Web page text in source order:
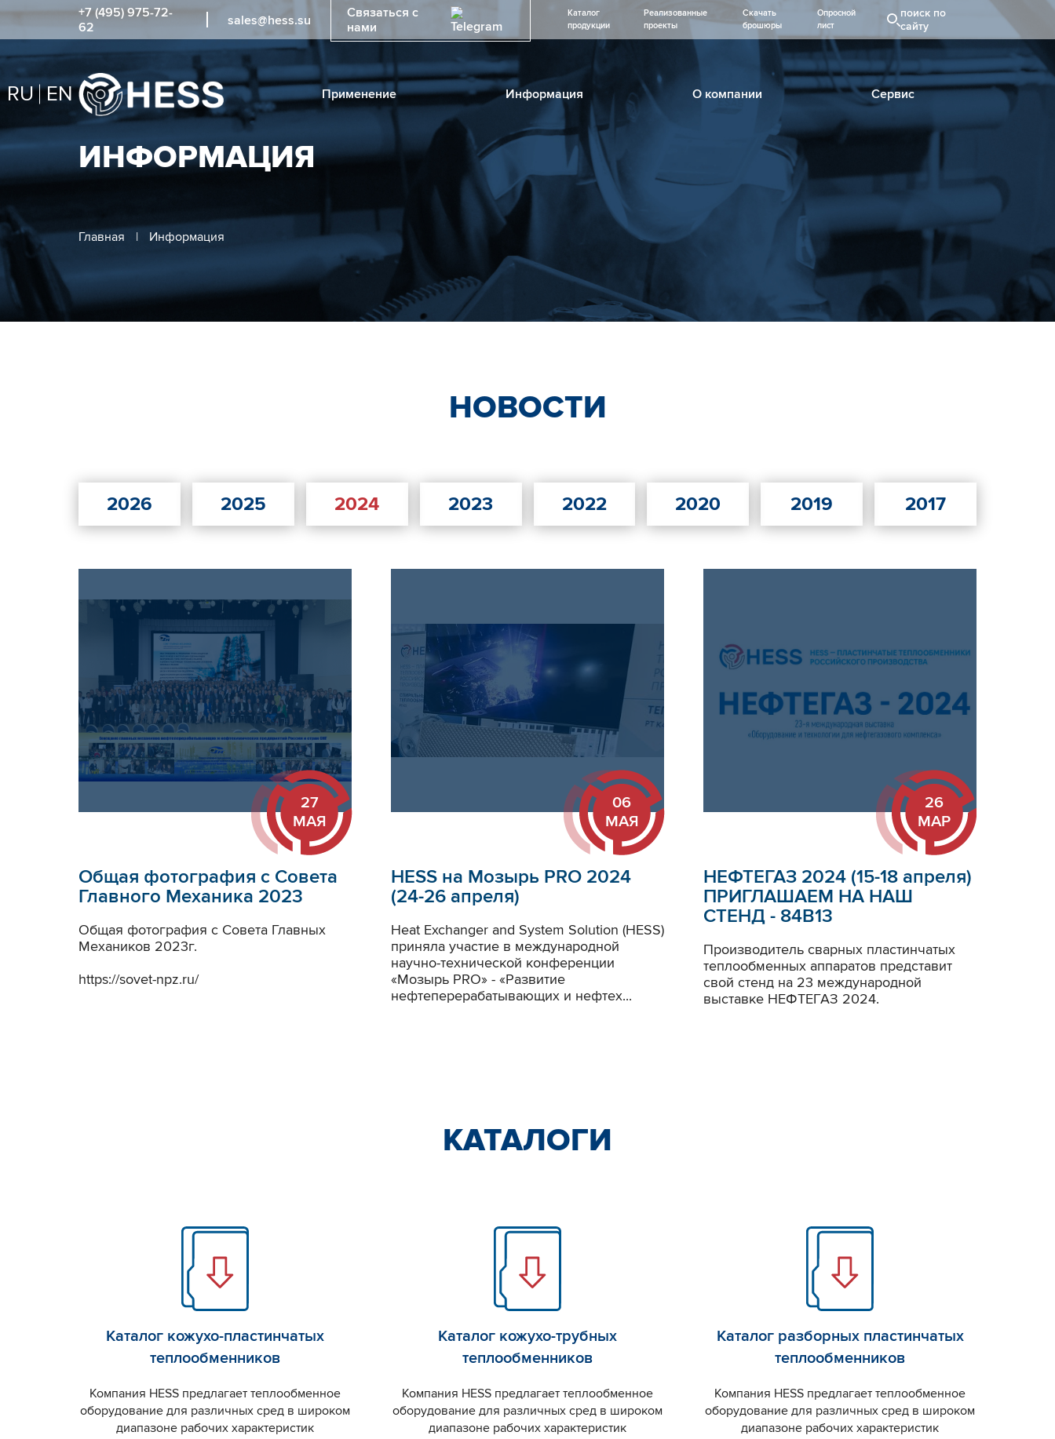
+7 (495) 975-72-
62
sales@hess.su
Связаться с
нами
Каталог
продукции
Реализованные
проекты
Скачать
брошюры
Опросной
лист
поиск по
сайту
RU EN Применение Информация О компании Сервис
ИНФОРМАЦИЯ
Главная | Информация
НОВОСТИ
2026 2025 2024 2023 2022 2020 2019 2017
27
МАЯ
Общая фотография с Совета
Главного Механика 2023
Общая фотография с Совета Главных
Механиков 2023г.
https://sovet-npz.ru/
06
МАЯ
HESS на Мозырь PRO 2024
(24-26 апреля)
Heat Exchanger and System Solution (HESS)
приняла участие в международной
научно-технической конференции
«Мозырь PRO» - «Развитие
нефтеперерабатывающих и нефтех...
26
МАР
НЕФТЕГАЗ 2024 (15-18 апреля)
ПРИГЛАШАЕМ НА НАШ
СТЕНД - 84B13
Производитель сварных пластинчатых
теплообменных аппаратов представит
свой стенд на 23 международной
выставке НЕФТЕГАЗ 2024.
КАТАЛОГИ
Каталог кожухо-пластинчатых
теплообменников
Компания HESS предлагает теплообменное
оборудование для различных сред в широком
диапазоне рабочих характеристик
Каталог кожухо-трубных
теплообменников
Компания HESS предлагает теплообменное
оборудование для различных сред в широком
диапазоне рабочих характеристик
Каталог разборных пластинчатых
теплообменников
Компания HESS предлагает теплообменное
оборудование для различных сред в широком
диапазоне рабочих характеристик